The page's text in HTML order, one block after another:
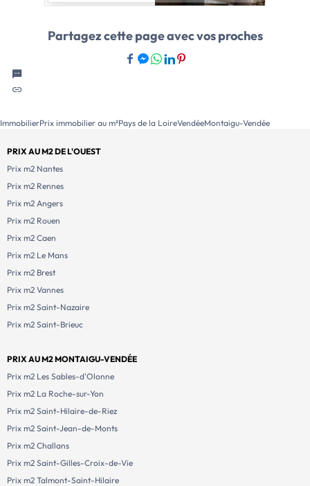
Partagez cette page avec vos proches
ImmobilierPrix immobilier au m²Pays de la LoireVendéeMontaigu-Vendée
PRIX AU M2 DE L'OUEST
Prix m2 Nantes
Prix m2 Rennes
Prix m2 Angers
Prix m2 Rouen
Prix m2 Caen
Prix m2 Le Mans
Prix m2 Brest
Prix m2 Vannes
Prix m2 Saint-Nazaire
Prix m2 Saint-Brieuc
PRIX AU M2 MONTAIGU-VENDÉE
Prix m2 Les Sables-d'Olonne
Prix m2 La Roche-sur-Yon
Prix m2 Saint-Hilaire-de-Riez
Prix m2 Saint-Jean-de-Monts
Prix m2 Challans
Prix m2 Saint-Gilles-Croix-de-Vie
Prix m2 Talmont-Saint-Hilaire